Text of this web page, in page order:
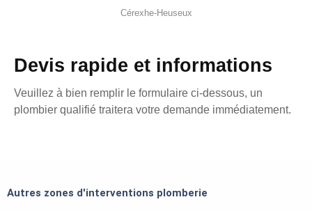
Cérexhe-Heuseux
Devis rapide et informations
Veuillez à bien remplir le formulaire ci-dessous, un
plombier qualifié traitera votre demande immédiatement.
Autres zones d'interventions plomberie